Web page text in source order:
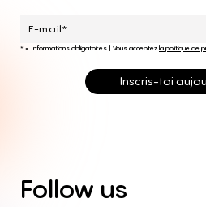
* = Informations obligatoires | Vous acceptez la politique de
Inscris-toi
Follow us